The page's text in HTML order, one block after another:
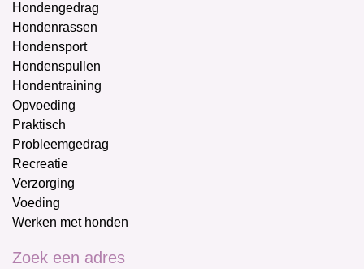
Hondengedrag
Hondenrassen
Hondensport
Hondenspullen
Hondentraining
Opvoeding
Praktisch
Probleemgedrag
Recreatie
Verzorging
Voeding
Werken met honden
Zoek een adres